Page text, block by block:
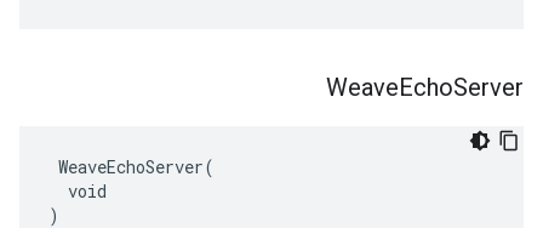
WeaveEchoServer
WeaveEchoServer(
  void
)